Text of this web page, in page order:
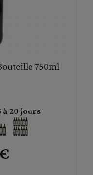
750ml
à 20 jours